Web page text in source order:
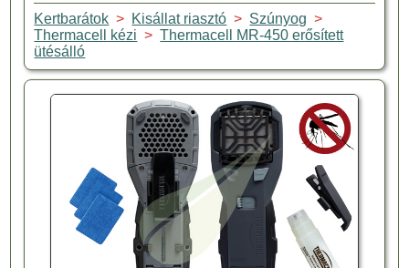
Kertbarátok > Kisállat riasztó > Szúnyog >
Thermacell kézi >Thermacell MR-450 erősített
ütésálló